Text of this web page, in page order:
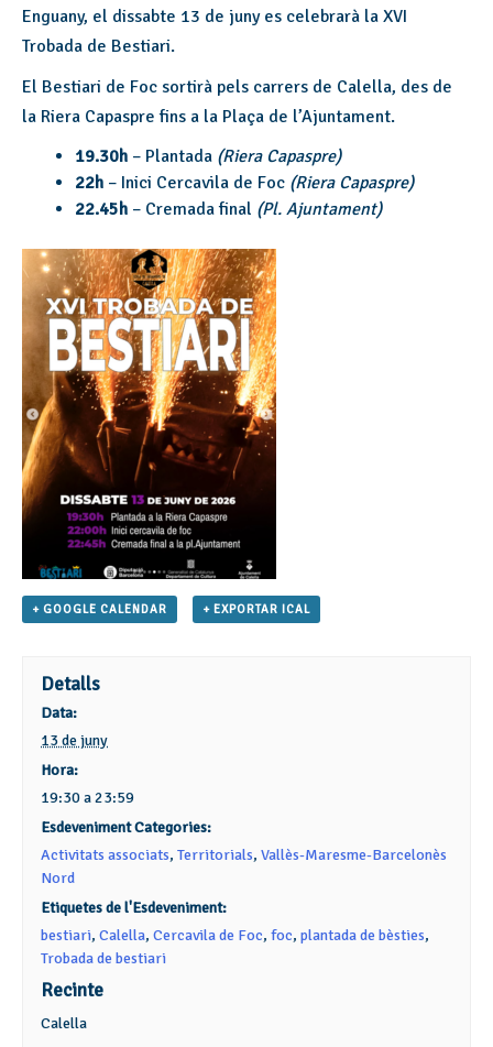
Enguany, el dissabte 13 de juny es celebrarà la XVI
Trobada de Bestiari.
El Bestiari de Foc sortirà pels carrers de Calella, des de
la Riera Capaspre fins a la Plaça de l’Ajuntament.
19.30h – Plantada (Riera Capaspre)
22h – Inici Cercavila de Foc (Riera Capaspre)
22.45h – Cremada final (Pl. Ajuntament)
+ GOOGLE CALENDAR + EXPORTAR ICAL
Detalls
Data:
13 de juny
Hora:
19:30 a 23:59
Esdeveniment Categories:
Activitats associats,Territorials,Vallès-Maresme-Barcelonès
Nord
Etiquetes de l'Esdeveniment:
bestiari,Calella,Cercavila de Foc,foc,plantada de bèsties,
Trobada de bestiari
Recinte
Calella